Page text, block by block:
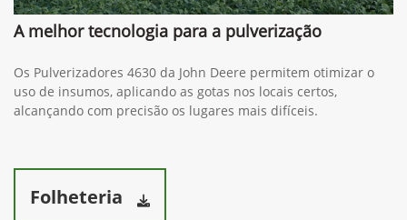
A melhor tecnologia para a pulverização
Os Pulverizadores 4630 da John Deere permitem otimizar o
uso de insumos, aplicando as gotas nos locais certos,
alcançando com precisão os lugares mais difíceis.
Folheteria